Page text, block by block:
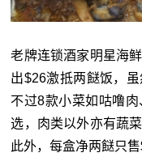
老牌连锁酒家明星海
出$26激抵两餸饭，
不过8款小菜如咕噜
选，肉类以外亦有蔬
此外，每盒净两餸只